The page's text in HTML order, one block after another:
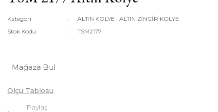
Kategori ALTIN KOLYE ,ALTIN ZİNCİR KOLYE
Stok Kodu
TSM2177
Mağaza Bul
Ölçü Tablosu
Paylaş